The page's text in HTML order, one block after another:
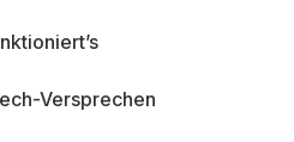
Versprechen